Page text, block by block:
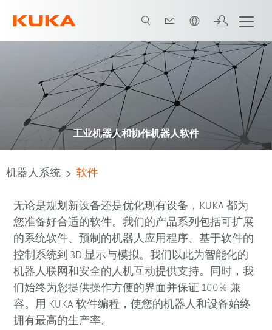
工业机器人和协作机器人软件
机器人系统 软件
无论是规划新设备还是优化现有设备，KUKA 都为
您准备好合适的软件。我们的产品系列包括可扩展
的系统软件、预制的机器人应用程序、基于软件的
控制系统到 3D 显示与模拟。我们以此为智能化的
机器人联网和安全的人机互动提供支持。同时，我
们始终为您提供操作方便的界面并保证 100% 兼
容。用 KUKA 软件编程，使您的机器人和设备始终
拥有最高的生产率。